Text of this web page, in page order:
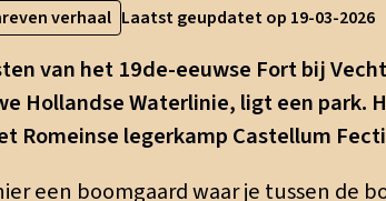
verhaal Laatst geupdatet op 19-03-2026
van het 19de-eeuwse Fort bij
Hollandse Waterlinie, ligt een park.
Romeinse legerkamp Castellum
een boomgaard waar je tussen de